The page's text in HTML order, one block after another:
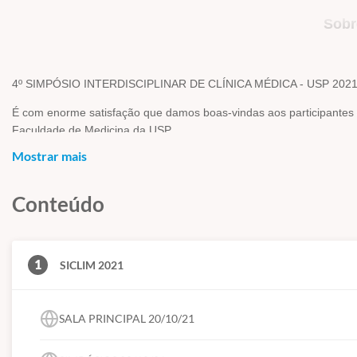
4º SIMPÓSIO INTERDISCIPLINAR DE CLÍNICA MÉDICA - USP 2021
É com enorme satisfação que damos boas-vindas aos
Faculdade de Medicina da USP.
Neste ano, as Disciplinas que compõem este Departamento
sobre temas atuais – com atenção especial ao impacto da
compartilhando conhecimento.
Desejamos um excelente simpósio a todos.
Mostrar mais
Conteúdo
1 SICLIM 2021
SALA PRINCIPAL 20/10/21